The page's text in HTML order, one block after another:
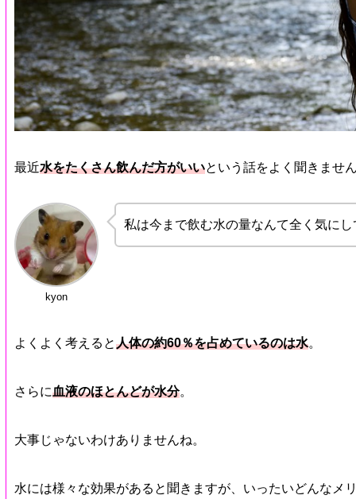
最近水をたくさん飲んだ方がいいという話をよく聞きませ
kyon
私は今まで飲む水の量なんて全く気に
よくよく考えると人体の約60％を占めているのは水。
さらに血液のほとんどが水分。
大事じゃないわけありませんね。
水には様々な効果があると聞きますが、いったいどんなメ